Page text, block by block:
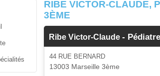
RIBE VICTOR-CLAUDE,
3ÈME
Ribe Victor-Claude- Pédiatre
44 RUE BERNARD
13003 Marseille 3ème